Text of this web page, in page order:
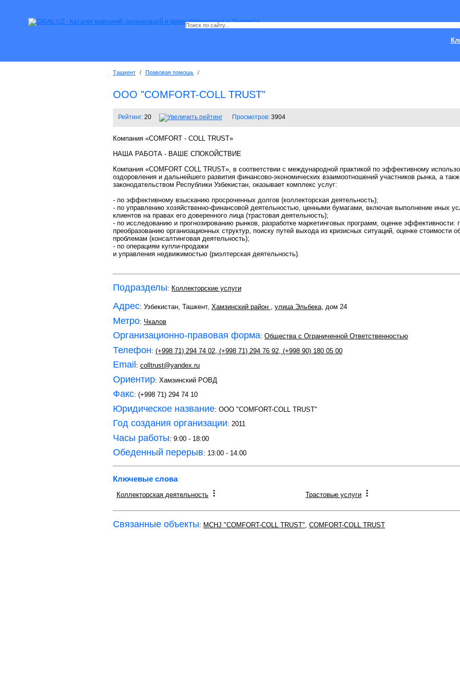
Ташкент / Правовая помощь /
ООО "COMFORT-COLL TRUST"
Рейтинг: 20 Просмотров: 3904
Компания «COMFORT - COLL TRUST»
НАША РАБОТА - ВАШЕ СПОКОЙСТВИЕ
Компания «COMFORT COLL TRUST», в соответствии с международной практикой по эффективному
оздоровления и дальнейшего развития финансово-экономических взаимоотношений участников рынка, а
законодательством Республики Узбекистан, оказывает комплекс услуг:
- по эффективному взысканию просроченных долгов (коллекторская деятельность);
- по управлению хозяйственно-финансовой деятельностью, ценными бумагами, включая выполнение иных
клиентов на правах его доверенного лица (трастовая деятельность);
- по исследованию и прогнозированию рынков, разработке маркетинговых программ, оценке эффективности:
преобразованию организационных структур, поиску путей выхода из кризисных ситуаций, оценке стоимости
проблемам (консалтинговая деятельность);
- по операциям купли-продажи
и управления недвижимостью (риэлтерская деятельность).
Подразделы: Коллекторские услуги
Адрес: Узбекистан, Ташкент, Хамзинский район , улица Эльбека, дом 24
Метро: Чкалов
Организационно-правовая форма: Общества с Ограниченной Ответственностью
Телефон: (+998 71) 294 74 02 (+998 71) 294 76 92 (+998 90) 180 05 00
Email : colltrust@yandex.ru
Ориентир: Хамзинский РОВД
Факс: (+998 71) 294 74 10
Юридическое название: ООО "COMFORT-COLL TRUST"
Год создания организации: 2011
Часы работы: 9:00 - 18:00
Обеденный перерыв: 13:00 - 14:00
Ключевые слова
Коллекторская деятельность Трастовые услуги
Связанные объекты: MCHJ "COMFORT-COLL TRUST", COMFORT-COLL TRUST